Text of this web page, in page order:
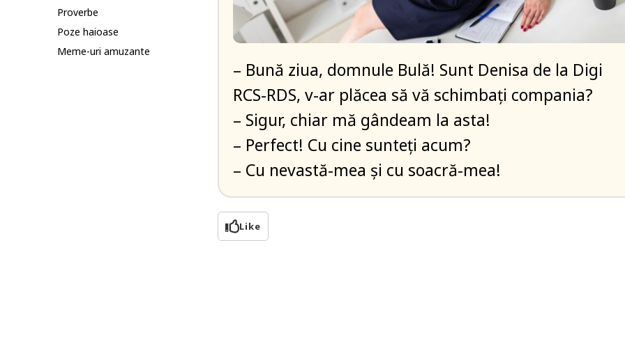
Proverbe
Poze haioase
Meme-uri amuzante
– Bună ziua, domnule Bulă! Sunt Denisa de la Digi
RCS-RDS, v-ar plăcea să vă schimbați compania?
– Sigur, chiar mă gândeam la asta!
– Perfect! Cu cine sunteți acum?
– Cu nevastă-mea și cu soacră-mea!
Like